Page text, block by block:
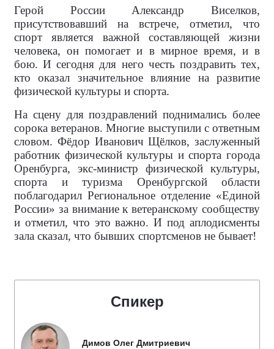
Герой России Александр Виселков,
присутствовавший на встрече, отметил, что
спорт является важной составляющей жизни
человека, он помогает и в мирное время, и в
бою. И сегодня для него честь поздравить тех,
кто оказал значительное влияние на развитие
физической культуры и спорта.
На сцену для поздравлений поднимались более
сорока ветеранов. Многие выступили с ответным
словом. Фёдор Иванович Щёлков, заслуженный
работник физической культуры и спорта города
Оренбурга, экс-министр физической культуры,
спорта и туризма Оренбургской области
поблагодарил Региональное отделение «Единой
России» за внимание к ветеранскому сообществу
и отметил, что это важно. И под аплодисменты
зала сказал, что бывших спортсменов не бывает!
Спикер
Димов Олег Дмитриевич